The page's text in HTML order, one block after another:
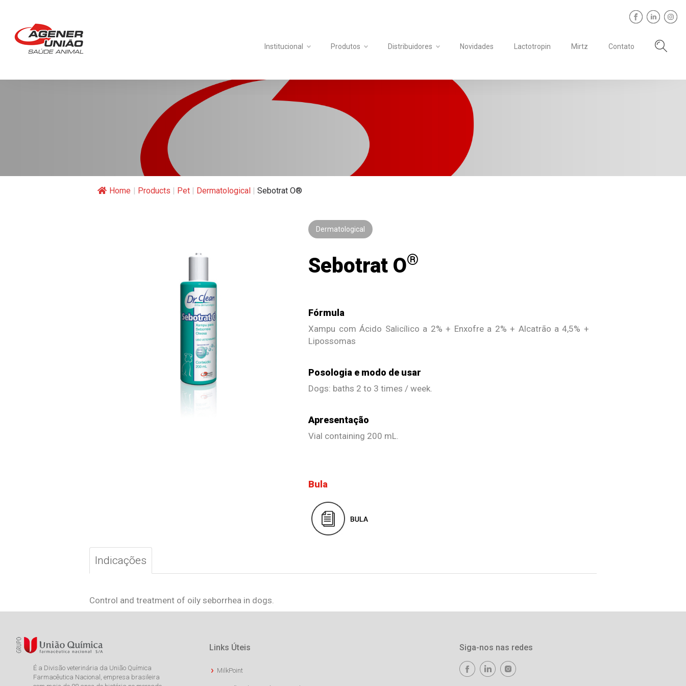
Institucional Produtos Distribuidores Novidades Lactotropin Mirtz Contato
Home | Products | Pet | Dermatological | Sebotrat O®
Dermatological
Sebotrat O®
Fórmula
Xampu com Ácido Salicílico a 2% + Enxofre a 2% + Alcatrão a 4,5% +
Lipossomas
Posologia e modo de usar
Dogs: baths 2 to 3 times / week.
Apresentação
Vial containing 200 mL.
Bula
Indicações
Control and treatment of oily seborrhea in dogs.
É a Divisão veterinária da União Química
Farmacêutica Nacional, empresa brasileira
Links Úteis
MilkPoint
Siga-nos nas redes